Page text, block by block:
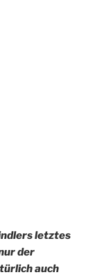
letztes
der
auch